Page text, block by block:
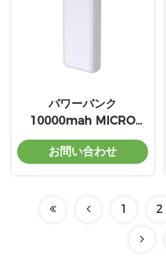
パワーバンク
10000mah MICRO
5V/2A PD 充電ABS PC
お問い合わせ
1 2